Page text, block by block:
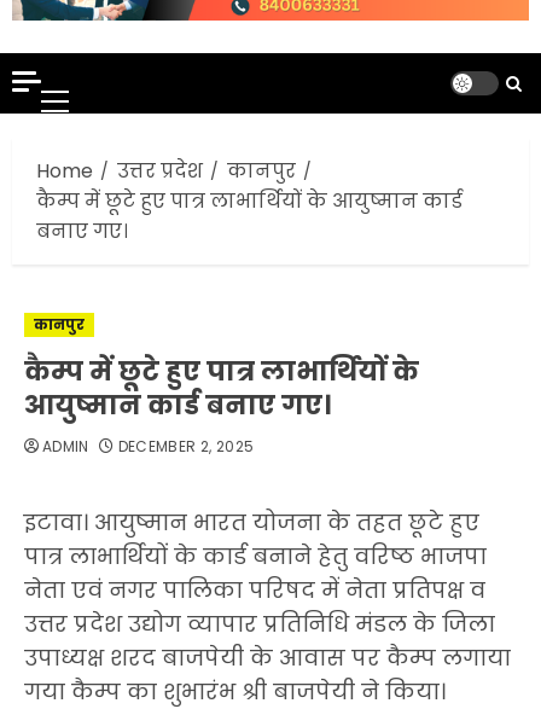
Primary
Menu
Home
उत्तर प्रदेश
कानपुर
कैम्प में छूटे हुए पात्र लाभार्थियों के आयुष्मान कार्ड
बनाए गए।
कानपुर
कैम्प में छूटे हुए पात्र लाभार्थियों के
आयुष्मान कार्ड बनाए गए।
ADMIN DECEMBER 2, 2025
इटावा। आयुष्मान भारत योजना के तहत छूटे हुए
पात्र लाभार्थियों के कार्ड बनाने हेतु वरिष्ठ भाजपा
नेता एवं नगर पालिका परिषद में नेता प्रतिपक्ष व
उत्तर प्रदेश उद्योग व्यापार प्रतिनिधि मंडल के जिला
उपाध्यक्ष शरद बाजपेयी के आवास पर कैम्प लगाया
गया कैम्प का शुभारंभ श्री बाजपेयी ने किया।